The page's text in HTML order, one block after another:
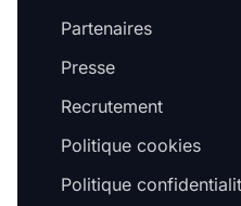
Partenaires
Presse
Recrutement
Politique cookies
Politique